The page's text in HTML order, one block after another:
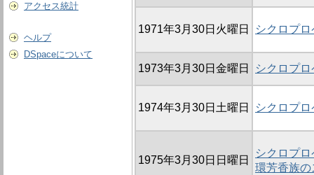
アクセス統計
ヘルプ
DSpaceについて
1971年3月30日火曜日 シクロプ
1973年3月30日金曜日 シクロプ
1974年3月30日土曜日 シクロプ
1975年3月30日日曜日
シクロプ
環芳香族